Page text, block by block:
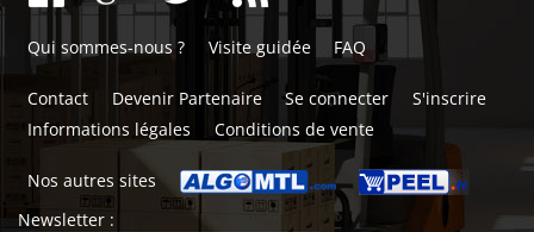
Qui sommes-nous ? Visite guidée FAQ
Contact Devenir Partenaire Se connecter
S'inscrire
Informations légales
Conditions de vente
Nos autres sites
Newsletter :